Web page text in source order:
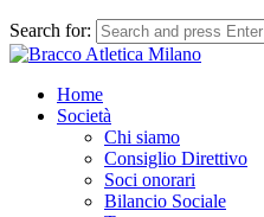
Search for:
Home
Società
Chi siamo
Consiglio Direttivo
Soci onorari
Bilancio Sociale